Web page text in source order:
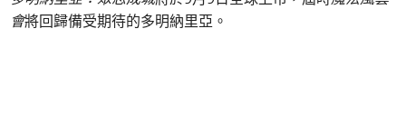
會將回歸備受期待的多明納里亞。